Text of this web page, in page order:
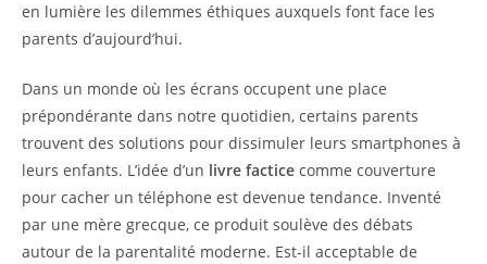
en lumière les dilemmes éthiques auxquels font face les
parents d’aujourd’hui.
Dans un monde où les écrans occupent une place
prépondérante dans notre quotidien, certains parents
trouvent des solutions pour dissimuler leurs smartphones à
leurs enfants. L’idée d’un livre factice comme couverture
pour cacher un téléphone est devenue tendance. Inventé
par une mère grecque, ce produit soulève des débats
autour de la parentalité moderne. Est-il acceptable de